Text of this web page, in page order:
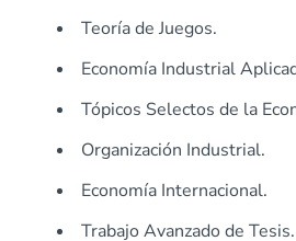
Teoría de Juegos.
Economía Industrial
Tópicos Selectos de la
Organización Industrial.
Economía Internacional.
Trabajo Avanzado de Tesis.